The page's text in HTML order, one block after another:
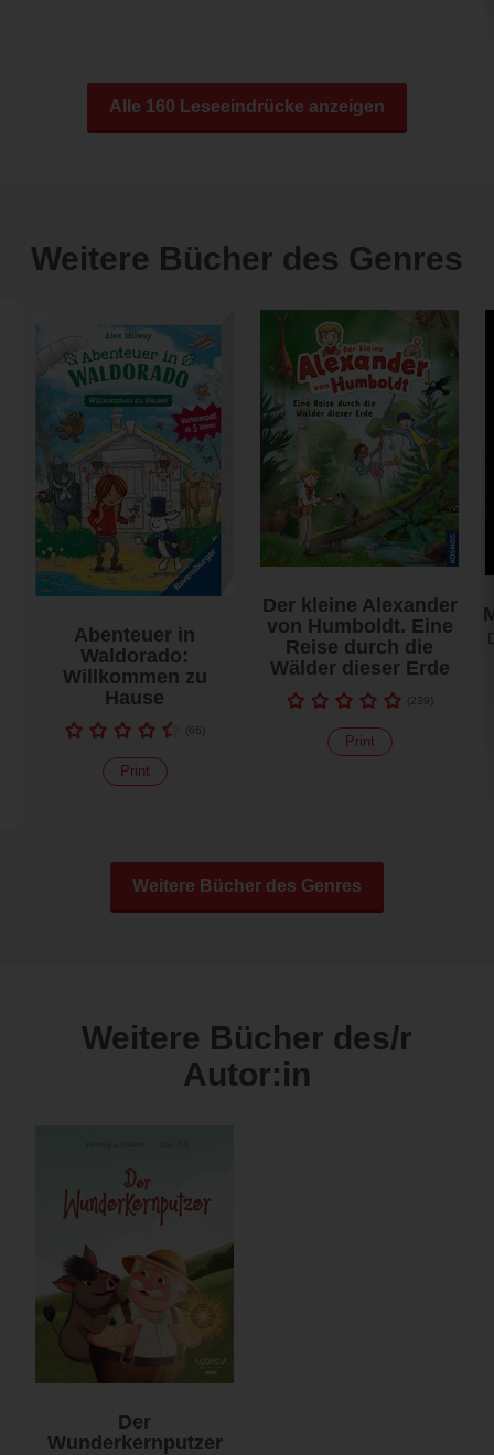
Alle 160 Leseeindrücke anzeigen
Weitere Bücher des Genres
Abenteuer in
Waldorado:
Willkommen zu
Hause
(66)
Print
Der kleine Alexander
von Humboldt. Eine
Reise durch die
Wälder dieser Erde
(239)
Print
Weitere Bücher des Genres
Weitere Bücher des/r
Autor:in
Der
Wunderkernputzer